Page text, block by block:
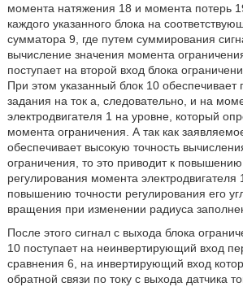
момента натяжения 18 и момента потерь
каждого указанного блока на
сумматора 9, где путем суммирования
вычисление значения момента
поступает на второй вход блока
При этом указанный блок 10 обеспечивает
задания на ток а, следовательно, и на
электродвигателя 1 на уровне, который
момента ограничения. А так как
обеспечивает высокую точность
ограничения, то это приводит к повышению
регулирования момента электродвигателя
повышению точности регулирования его
вращения при изменении радиуса
После этого сигнал с выхода блока
10 поступает на неинвертирующий вход
сравнения 6, на инвертирующий вход
обратной связи по току с выхода датчика